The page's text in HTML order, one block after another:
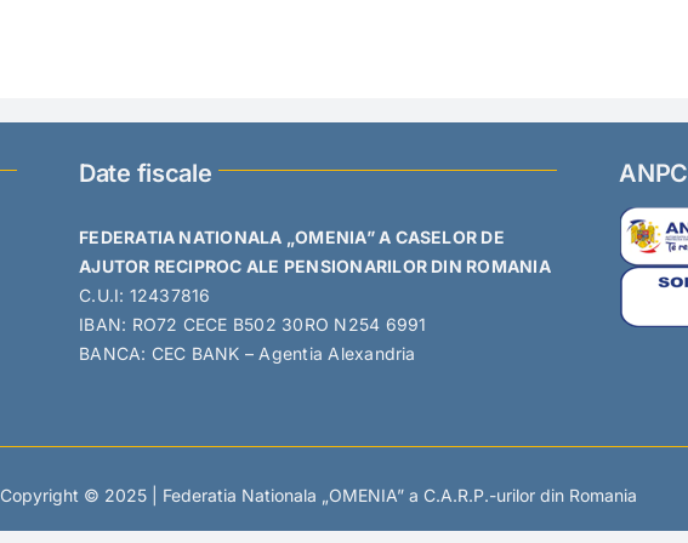
Date fiscale
FEDERATIA NATIONALA „OMENIA” A CASELOR DE
AJUTOR RECIPROC ALE PENSIONARILOR DIN ROMANIA
C.U.I: 12437816
IBAN: RO72 CECE B502 30RO N254 6991
BANCA: CEC BANK – Agentia Alexandria
ANPC
Copyright © 2025 | Federatia Nationala „OMENIA” a C.A.R.P.-urilor din Romania